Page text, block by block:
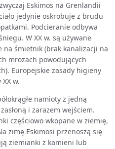
Eskimos na Grenlandii
jedynie oskrobuje z brudu
Podcieranie odbywa
W XX w. są używane
śmietnik (brak kanalizacji na
mrozach powodujących
Europejskie zasady higieny
w.
namioty z jedną
i zarazem wejściem.
częściowo wkopane w ziemię,
zimę Eskimosi przenoszą się
ziemianki z kamieni lub